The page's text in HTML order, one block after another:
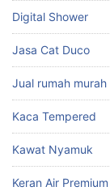
Digital Shower
Jasa Cat Duco
Jual rumah
Kaca Tempered
Kawat Nyamuk
Keran Air Premium